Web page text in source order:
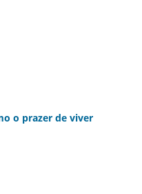
o prazer de viver